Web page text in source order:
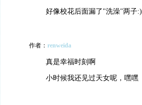
好像校花后面漏了"洗澡"两子:)
作者： renweida
真是幸福时刻啊
小时候我还见过天女呢，嘿嘿